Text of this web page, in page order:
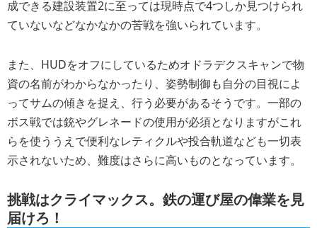
成できる建設装置2に至っては現時点で4つしか見つけられ
ていないなどなかなかの苦戦を強いられています。
また、HUDをオフにしているためオドラデクスキャンで物
資の名前がわからなかったり、姿勢制御も自分の目視によ
ってサムの傾きを捉え、行う必要があるそうです。一部の
ボス戦では銃やグレネードの使用が必須となりますがこれ
らを使ううえで便利なレティクルや投合軌道なども一切表
示されないため、難度はさらに高いものとなっています。
挑戦はクライマックス。鉄の運び屋の偉業を見
届けろ！